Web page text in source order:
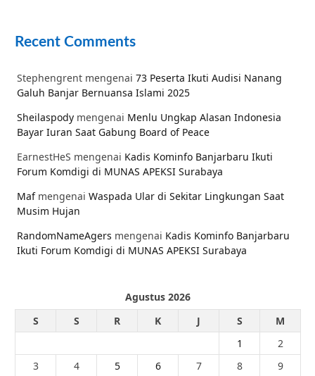
Recent Comments
Stephengrent mengenai 73 Peserta Ikuti Audisi Nanang
Galuh Banjar Bernuansa Islami 2025
Sheilaspody mengenai Menlu Ungkap Alasan Indonesia
Bayar Iuran Saat Gabung Board of Peace
EarnestHeS mengenai Kadis Kominfo Banjarbaru Ikuti
Forum Komdigi di MUNAS APEKSI Surabaya
Mafmengenai Waspada Ular di Sekitar Lingkungan Saat
Musim Hujan
RandomNameAgers mengenai Kadis Kominfo Banjarbaru
Ikuti Forum Komdigi di MUNAS APEKSI Surabaya
Agustus 2026
S
S R K J S
M
1
2
3
4 5 6 7 8 9